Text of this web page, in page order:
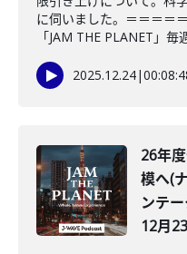
に伺いました。＝＝＝＝
「JAM THE PLANET」毎
2025.12.24|
26年
模へ(
ンテ
12月